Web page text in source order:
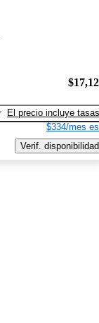
El precio incluye tasas
$334/mes
Verif. disponibilidad